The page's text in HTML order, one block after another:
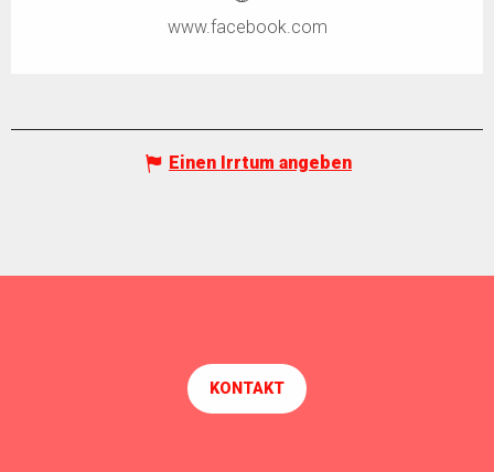
www.facebook.com
Einen Irrtum angeben
KONTAKT